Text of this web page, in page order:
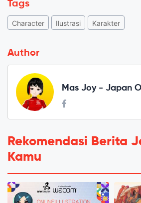
Tags
Character Ilustrasi Karakter
Author
Mas Joy - Japan
Rekomendasi Berita
Kamu